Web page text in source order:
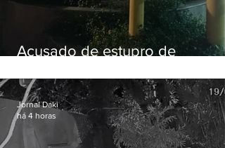
Acusado de estupro de
Jornal Daki
há 4 horas